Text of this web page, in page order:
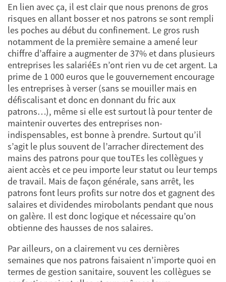
En lien avec ça, il est clair que nous prenons de gros
risques en allant bosser et nos patrons se sont rempli
les poches au début du confinement. Le gros rush
notamment de la première semaine a amené leur
chiffre d’affaire a augmenter de 37% et dans plusieurs
entreprises les salariéEs n’ont rien vu de cet argent. La
prime de 1 000 euros que le gouvernement encourage
les entreprises à verser (sans se mouiller mais en
défiscalisant et donc en donnant du fric aux
patrons…), même si elle est surtout là pour tenter de
maintenir ouvertes des entreprises non-
indispensables, est bonne à prendre. Surtout qu’il
s’agit le plus souvent de l’arracher directement des
mains des patrons pour que touTEs les collègues y
aient accès et ce peu importe leur statut ou leur temps
de travail. Mais de façon générale, sans arrêt, les
patrons font leurs profits sur notre dos et gagnent des
salaires et dividendes mirobolants pendant que nous
on galère. Il est donc logique et nécessaire qu’on
obtienne des hausses de nos salaires.
Par ailleurs, on a clairement vu ces dernières
semaines que nos patrons faisaient n’importe quoi en
termes de gestion sanitaire, souvent les collègues se